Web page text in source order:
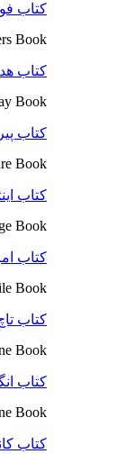
کتاب
Book
کتاب
Book
کتاب
Book
کتاب
Book
کتاب
Book
کتاب
Book
کتاب
Book
کتاب